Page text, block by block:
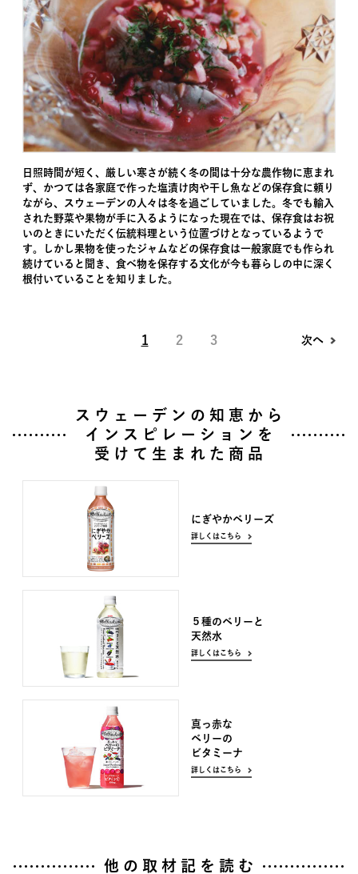
日照時間が短く、厳しい寒さが続く冬の間は十分な農作物に恵まれ
ず、かつては各家庭で作った塩漬け肉や干し魚などの保存食に頼り
ながら、スウェーデンの人々は冬を過ごしていました。冬でも輸入
された野菜や果物が手に入るようになった現在では、保存食はお祝
いのときにいただく伝統料理という位置づけとなっているようで
す。しかし果物を使ったジャムなどの保存食は一般家庭でも作られ
続けていると聞き、食べ物を保存する文化が今も暮らしの中に深く
根付いていることを知りました。
1 2 3 次へ
スウェーデンの知恵から
インスピレーションを
受けて生まれた商品
にぎやかベリーズ
詳しくはこちら
５種のベリーと
天然水
詳しくはこちら
真っ赤な
ベリーの
ビタミーナ
詳しくはこちら
他の取材記を読む